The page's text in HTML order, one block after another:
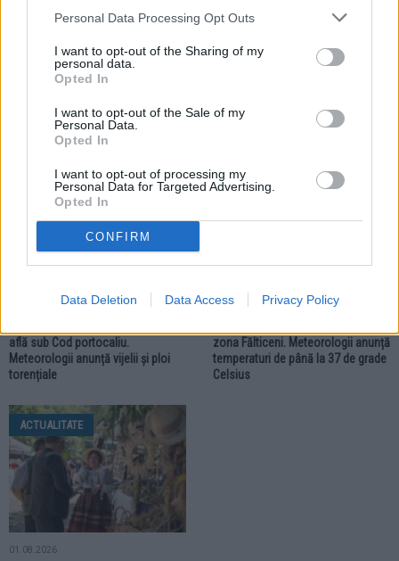
Personal Data Processing Opt Outs
I want to opt-out of the Sharing of my
personal data.
Opted In
I want to opt-out of the Sale of my
Personal Data.
Opted In
I want to opt-out of processing my
Personal Data for Targeted Advertising.
Opted In
CONFIRM
Data Deletion Data Access Privacy Policy
Rudy Hödl
ACTUALITATE
află sub Cod portocaliu.
Meteorologii anunță vijelii și ploi
torențiale
ACTUALITATE
03.08.2026
zona Fălticeni. Meteorologii anunță
temperaturi de până la 37 de grade
Celsius
ACTUALITATE
01.08.2026